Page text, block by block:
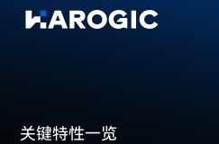
关键特性一览